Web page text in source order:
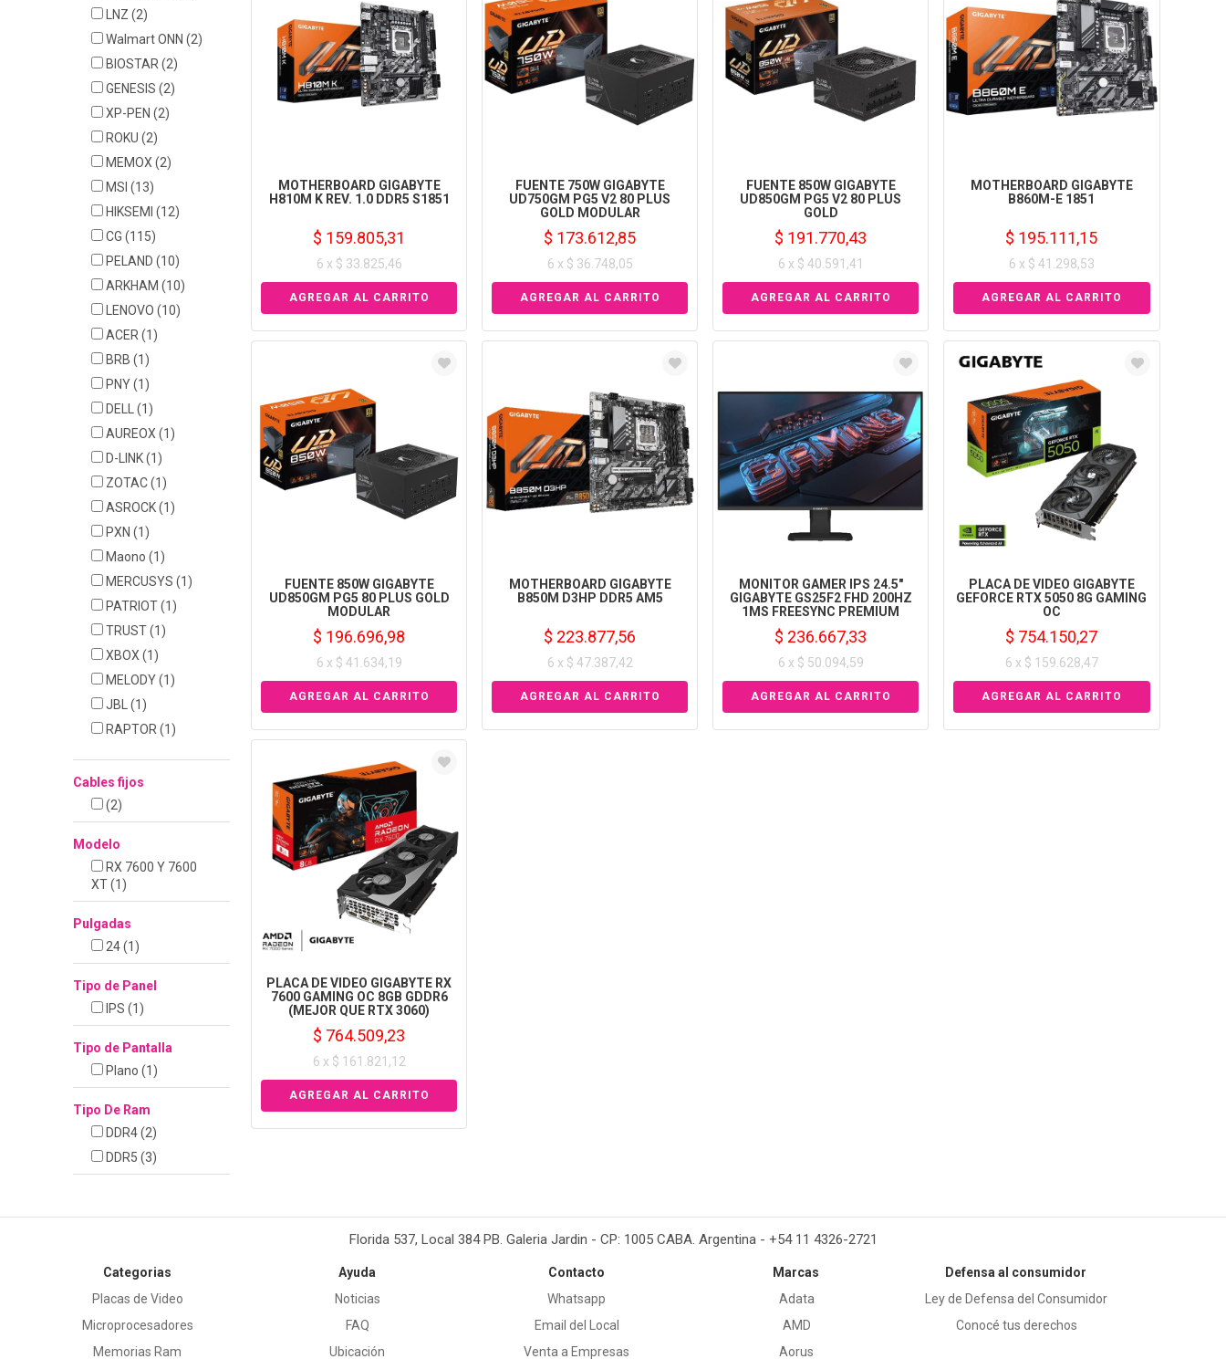
LNZ (2)
Walmart ONN (2)
BIOSTAR (2)
GENESIS (2)
XP-PEN (2)
ROKU (2)
MEMOX (2)
MSI (13)
HIKSEMI (12)
CG (115)
PELAND (10)
ARKHAM (10)
LENOVO (10)
ACER (1)
BRB (1)
PNY(1)
DELL (1)
AUREOX (1)
D-LINK(1)
ZOTAC(1)
ASROCK(1)
PXN (1)
Maono (1)
MERCUSYS (1)
PATRIOT(1)
TRUST(1)
XBOX (1)
MELODY(1)
JBL (1)
RAPTOR (1)
Cables fijos
(2)
Modelo
RX 7600 Y 7600
XT(1)
Pulgadas
24(1)
Tipo de Panel
IPS (1)
Tipo de Pantalla
Plano (1)
Tipo De Ram
DDR4(2)
DDR5 (3)
MOTHERBOARD GIGABYTE
H810M K REV. 1.0 DDR5 S1851
$ 159.805,31
6 x $ 33.825,46
FUENTE 750W GIGABYTE
UD750GM PG5 V2 80 PLUS
GOLD MODULAR
$ 173.612,85
6 x $ 36.748,05
FUENTE 850W GIGABYTE
UD850GM PG5 V2 80 PLUS
GOLD
$ 191.770,43
6 x $ 40.591,41
MOTHERBOARD GIGABYTE
B860M-E 1851
$ 195.111,15
6 x $ 41.298,53
FUENTE 850W GIGABYTE
UD850GM PG5 80 PLUS GOLD
MODULAR
$ 196.696,98
6 x $ 41.634,19
MOTHERBOARD GIGABYTE
B850M D3HP DDR5 AM5
$ 223.877,56
6 x $ 47.387,42
MONITOR GAMER IPS 24.5"
GIGABYTE GS25F2 FHD 200HZ
1MS FREESYNC PREMIUM
$ 236.667,33
6 x $ 50.094,59
PLACA DE VIDEO GIGABYTE
GEFORCE RTX 5050 8G GAMING
OC
$ 754.150,27
6 x $ 159.628,47
PLACA DE VIDEO GIGABYTE RX
7600 GAMING OC 8GB GDDR6
(MEJOR QUE RTX 3060)
$ 764.509,23
6 x $ 161.821,12
Florida 537, Local 384 PB. Galeria Jardin - CP: 1005 CABA. Argentina - +54 11 4326-2721
Categorias
Placas de Video
Microprocesadores
Memorias Ram
Ayuda
Noticias
FAQ
Ubicación
Contacto
Whatsapp
Email del Local
Venta a Empresas
Marcas
Adata
AMD
Aorus
Defensa al consumidor
Ley de Defensa del Consumidor
Conocé tus derechos